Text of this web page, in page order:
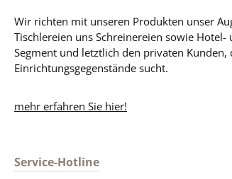
Wir richten mit unseren Produkten unser
Tischlereien uns Schreinereien sowie
Segment und letztlich den privaten
Einrichtungsgegenstände sucht.
mehr erfahren Sie hier!
Service-Hotline